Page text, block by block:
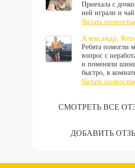
Приехала с
ней играли и
Читать
Александр.
Ребята помогли
вопрос с
и поменяли
быстро, в
Читать
СМОТРЕТЬ ВСЕ
ДОБАВИТЬ